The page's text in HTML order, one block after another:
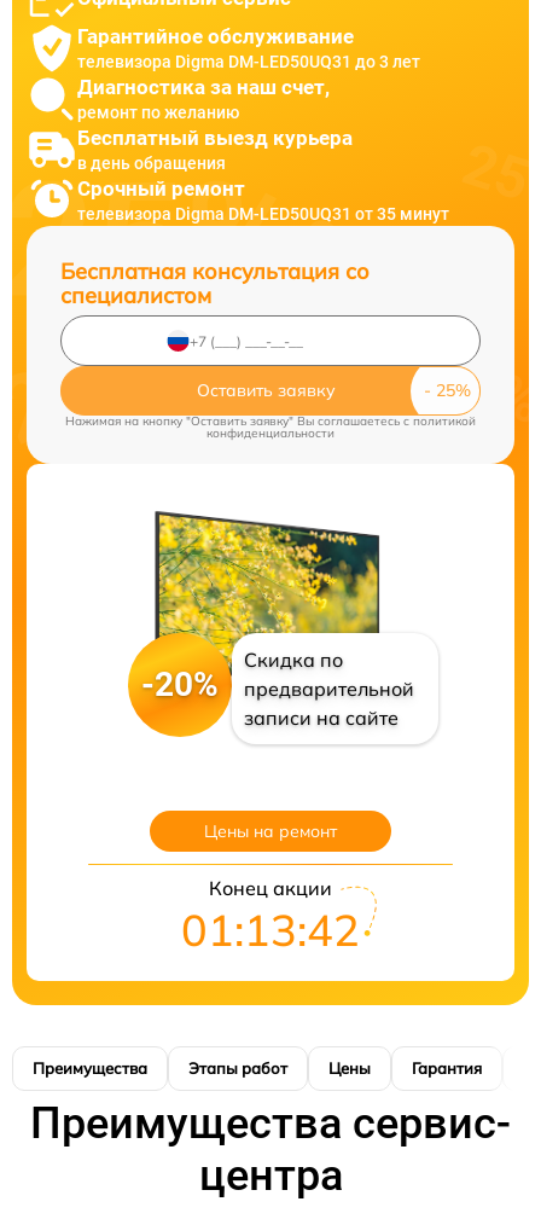
Гарантийное обслуживание
телевизора Digma DM-LED50UQ31 до 3 лет
Диагностика за наш счет,
ремонт по желанию
Бесплатный выезд курьера
в день обращения
Срочный ремонт
телевизора Digma DM-LED50UQ31 от 35 минут
Бесплатная консультация со
специалистом
Оставить заявку
Нажимая на кнопку "Оставить заявку" Вы соглашаетесь c политикой
конфиденциальности
-20%
Скидка по
предварительной
записи на сайте
Цены на ремонт
Конец акции
01:13:41
Преимущества Этапы работ Цены Гарантия
Преимущества сервис-
центра